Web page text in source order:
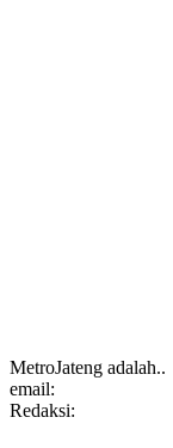
MetroJateng adalah..
email:
Redaksi: